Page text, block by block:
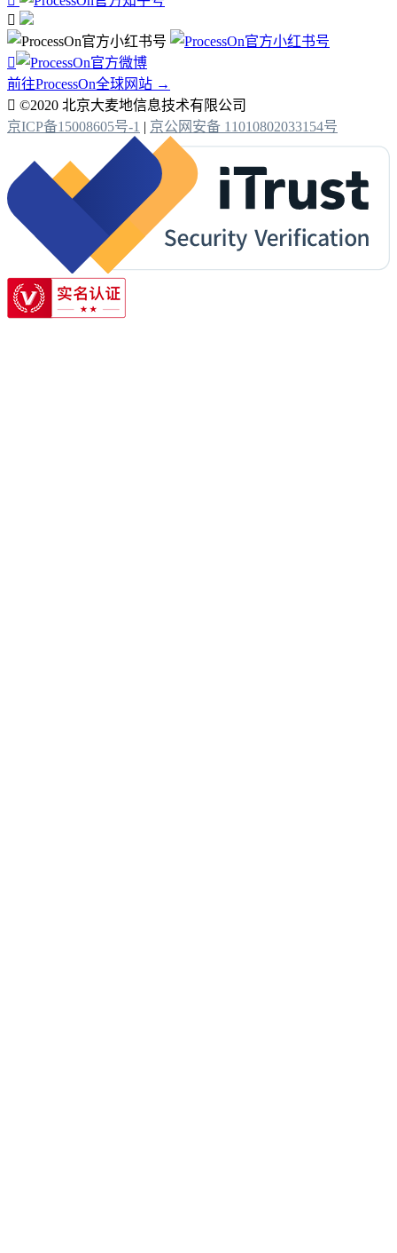


前往ProcessOn全球网站 →
 ©2020 北京大麦地信息技术有限公司
京ICP备15008605号-1 | 京公网安备 11010802033154号